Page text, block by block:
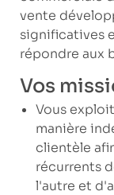
vente
significatives
répondre aux
Vos
Vous
manière
clientèle
récurrents
l'autre et